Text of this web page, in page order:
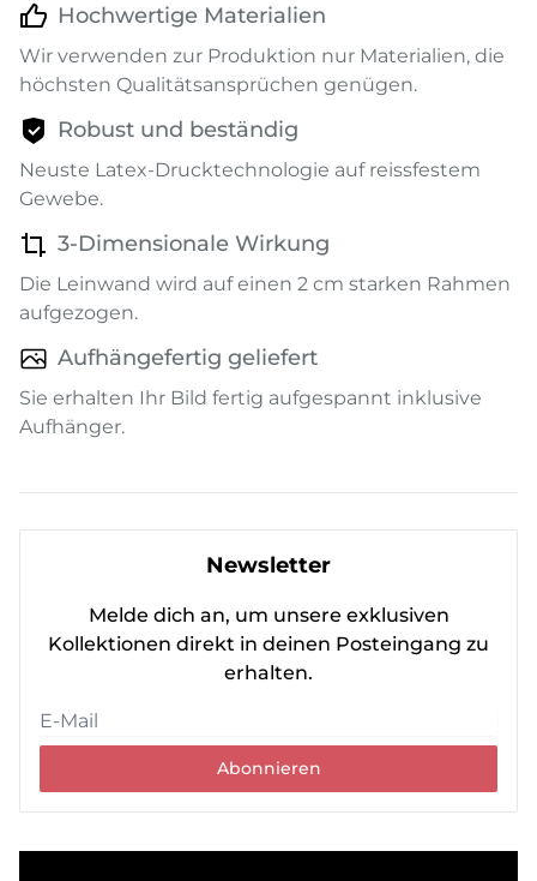
Hochwertige Materialien
Wir verwenden zur Produktion nur Materialien, die
höchsten Qualitätsansprüchen genügen.
Robust und beständig
Neuste Latex-Drucktechnologie auf reissfestem
Gewebe.
3-Dimensionale Wirkung
Die Leinwand wird auf einen 2 cm starken Rahmen
aufgezogen.
Aufhängefertig geliefert
Sie erhalten Ihr Bild fertig aufgespannt inklusive
Aufhänger.
Newsletter
Melde dich an, um unsere exklusiven
Kollektionen direkt in deinen Posteingang zu
erhalten.
Abonnieren